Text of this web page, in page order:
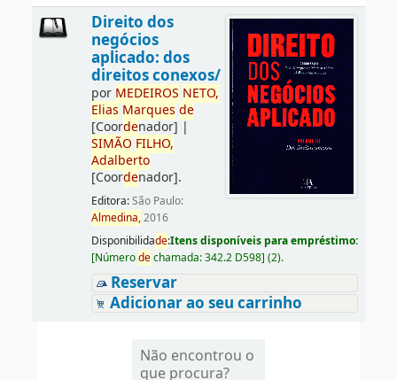
Direito dos
negócios
aplicado: dos
direitos conexos/
por MEDEIROS NETO,
Elias Marques de
[Coordenador] |
SIMÃO FILHO,
Adalberto
[Coordenador].
Editora:São Paulo:
Almedina,2016
Disponibilidade:Itens disponíveis para empréstimo:
[Númerodechamada:342.2 D598] (2).
Reservar
Adicionar ao seu carrinho
Não encontrou o
que procura?